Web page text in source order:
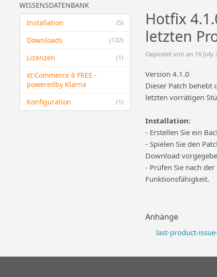
WISSENSDATENBANK
(5)
Installation
(132)
Downloads
(1)
Lizenzen
xt:Commerce 6 FREE -
powered​by Klarna
(1)
Konfiguration
Hotfix
letzten
Gepostet von an 16 July
Version 4.1.0
Dieser Patch behebt
letzten vorrätigen
Installation:
- Erstellen Sie ein
- Spielen Sie den
Download
- Prüfen Sie nach
Funktionsfähigkeit.
Anhänge
last-product-